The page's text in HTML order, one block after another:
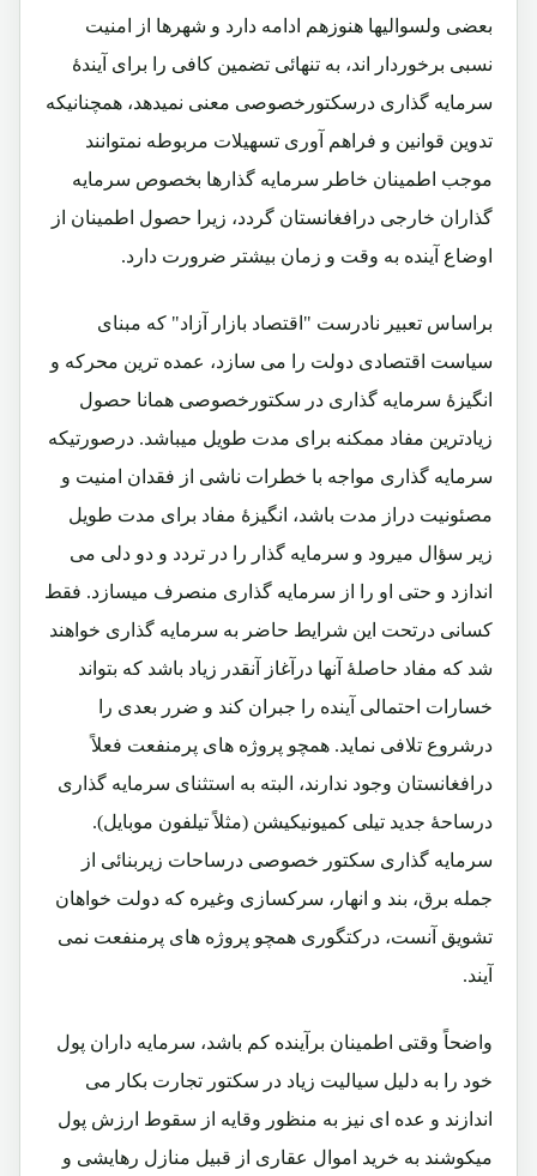
بعضی ولسوالیها هنوزهم ادامه دارد و شهرها از امنیت
نسبی برخوردار اند، به تنهائی تضمین کافی را برای آیندۀ
سرمایه گذاری درسکتورخصوصی معنی نمیدهد، همچنانیکه
تدوین قوانین و فراهم آوری تسهیلات مربوطه نمتوانند
موجب اطمینان خاطر سرمایه گذارها بخصوص سرمایه
گذاران خارجی درافغانستان گردد، زیرا حصول اطمینان از
اوضاع آینده به وقت و زمان بیشتر ضرورت دارد.
براساس تعبیر نادرست "اقتصاد بازار آزاد" که مبنای
سیاست اقتصادی دولت را می سازد، عمده ترین محرکه و
انگیزۀ سرمایه گذاری در سکتورخصوصی همانا حصول
زیادترین مفاد ممکنه برای مدت طویل میباشد. درصورتیکه
سرمایه گذاری مواجه با خطرات ناشی از فقدان امنیت و
مصئونیت دراز مدت باشد، انگیزۀ مفاد برای مدت طویل
زیر سؤال میرود و سرمایه گذار را در تردد و دو دلی می
اندازد و حتی او را از سرمایه گذاری منصرف میسازد. فقط
کسانی درتحت این شرایط حاضر به سرمایه گذاری خواهند
شد که مفاد حاصلۀ آنها درآغاز آنقدر زیاد باشد که بتواند
خسارات احتمالی آینده را جبران کند و ضرر بعدی را
درشروع تلافی نماید. همچو پروژه های پرمنفعت فعلاً
درافغانستان وجود ندارند، البته به استثنای سرمایه گذاری
درساحۀ جدید تیلی کمیونیکیشن (مثلاً تیلفون موبایل).
سرمایه گذاری سکتور خصوصی درساحات زیربنائی از
جمله برق، بند و انهار، سرکسازی وغیره که دولت خواهان
تشویق آنست، درکتگوری همچو پروژه های پرمنفعت نمی
آیند.
واضحاً وقتی اطمینان برآینده کم باشد، سرمایه داران پول
خود را به دلیل سیالیت زیاد در سکتور تجارت بکار می
اندازند و عده ای نیز به منظور وقایه از سقوط ارزش پول
میکوشند به خرید اموال عقاری از قبیل منازل رهایشی و